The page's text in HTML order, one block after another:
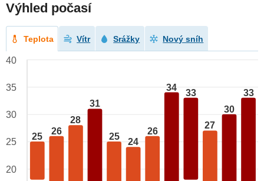
Výhled počasí
Teplota Vítr Srážky Nový sníh
25
26
28
31
25
24
26
34
33
27
30
33
40
35
30
25
20